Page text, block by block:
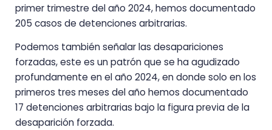
primer trimestre del año 2024, hemos documentado
205 casos de detenciones arbitrarias.
Podemos también señalar las desapariciones
forzadas, este es un patrón que se ha agudizado
profundamente en el año 2024, en donde solo en los
primeros tres meses del año hemos documentado
17 detenciones arbitrarias bajo la figura previa de la
desaparición forzada.